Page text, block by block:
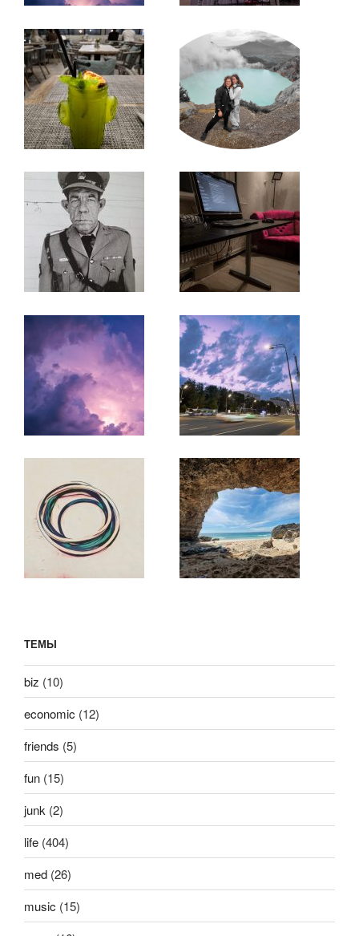
ТЕМЫ
biz (10)
economic (12)
friends (5)
fun (15)
junk (2)
life (404)
med (26)
music (15)